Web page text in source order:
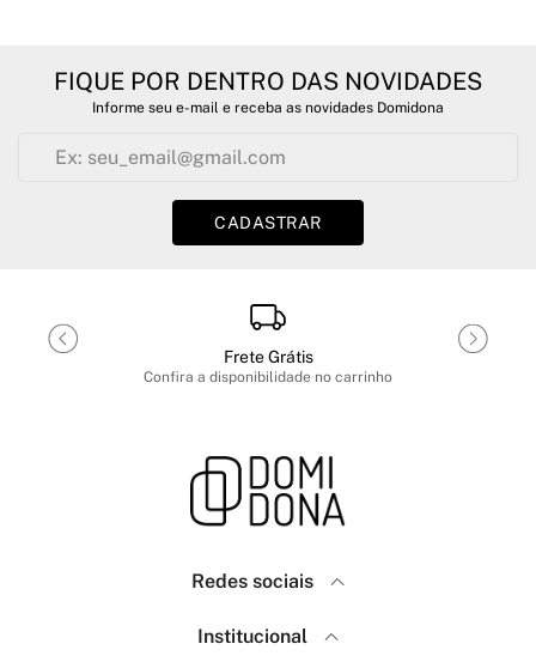
FIQUE POR DENTRO DAS NOVIDADES
Informe seu e-mail e receba as novidades Domidona
CADASTRAR
Frete Grátis
Confira a disponibilidade no carrinho
Redes sociais
Institucional